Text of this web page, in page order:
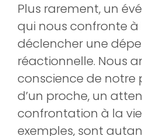
Plus rarement, un
qui nous confronte
déclencher une
réactionnelle. Nous
conscience de notre
d’un proche, un
confrontation à la
exemples, sont